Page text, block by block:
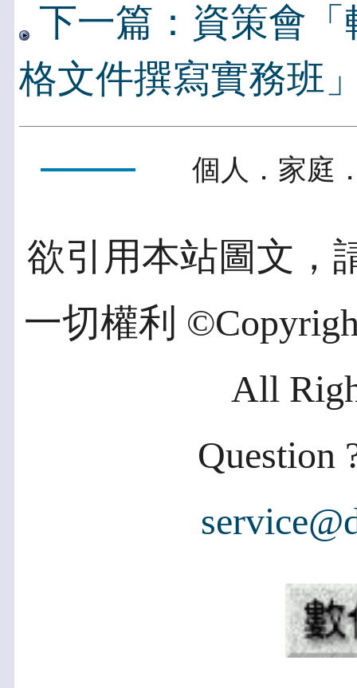
下一篇：資策會
格文件撰寫實務班
個人．家庭
欲引用本站圖文，
一切權利
All
Question